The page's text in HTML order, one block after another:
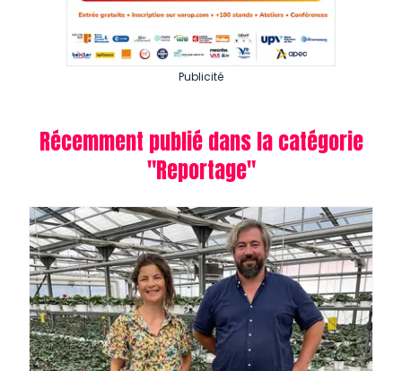
Publicité
Récemment publié dans la catégorie
"Reportage"